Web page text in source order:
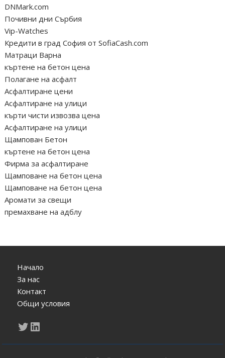
DNMark.com
Почивни дни Сърбия
Vip-Watches
Кредити в град София от SofiaCash.com
Матраци Варна
къртене на бетон цена
Полагане на асфалт
Асфалтиране цени
Асфалтиране на улици
кърти чисти извозва цена
Асфалтиране на улици
Щампован Бетон
къртене на бетон цена
Фирма за асфалтиране
Щамповане на бетон цена
Щамповане на бетон цена
Аромати за свещи
премахване на адблу
Начало
За нас
Контакт
Общи условия
Twitter
LinkedIn